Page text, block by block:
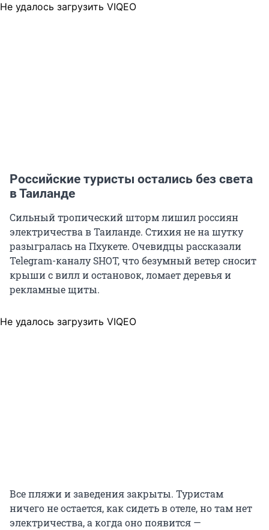
Не удалось загрузить VIQEO
Российские туристы остались без света
в Таиланде
Сильный тропический шторм лишил россиян
электричества в Таиланде. Стихия не на шутку
разыгралась на Пхукете. Очевидцы рассказали
Telegram-каналу SHOT, что безумный ветер сносит
крыши с вилл и остановок, ломает деревья и
рекламные щиты.
Не удалось загрузить VIQEO
Все пляжи и заведения закрыты. Туристам
ничего не остается, как сидеть в отеле, но там нет
электричества, а когда оно появится —